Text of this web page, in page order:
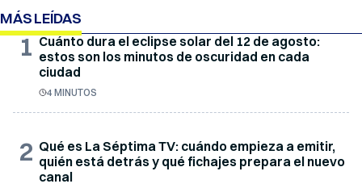
MÁS LEÍDAS
1 Cuánto dura el eclipse solar del 12 de agosto:
estos son los minutos de oscuridad en cada
ciudad
4 MINUTOS
2 Qué es La Séptima TV: cuándo empieza a emitir,
quién está detrás y qué fichajes prepara el nuevo
canal